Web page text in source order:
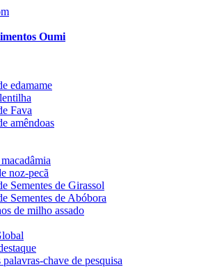
Oumi
edamame
Fava
amêndoas
noz-pecã
Sementes de Girassol
Sementes de Abóbora
de milho assado
chave de pesquisa